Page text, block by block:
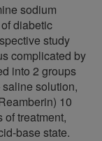
sodium
diabetic
study
complicated by
into 2 groups
solution,
10
treatment,
base state.